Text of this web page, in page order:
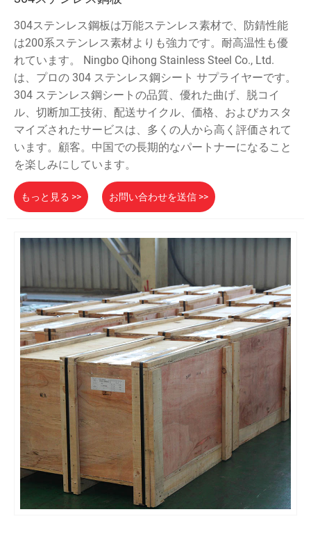
304ステンレス鋼板は万能ステンレス素材で、防錆性能
は200系ステンレス素材よりも強力です。耐高温性も優
れています。 Ningbo Qihong Stainless Steel Co., Ltd.
は、プロの 304 ステンレス鋼シート サプライヤーです。
304 ステンレス鋼シートの品質、優れた曲げ、脱コイ
ル、切断加工技術、配送サイクル、価格、およびカスタ
マイズされたサービスは、多くの人から高く評価されて
います。顧客。中国での長期的なパートナーになること
を楽しみにしています。
もっと見る >> お問い合わせを送信 >>